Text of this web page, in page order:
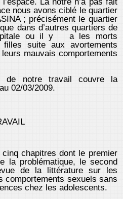
nous avons ciblé le quartier
; précisément le quartier
dans d’autres quartiers de
ou il y a les morts
suite aux avortements
mauvais comportements
de notre travail couvre la
02/03/2009.
chapitres dont le premier
la problématique, le second
de la littérature sur les
comportements sexuels sans
chez les adolescents.